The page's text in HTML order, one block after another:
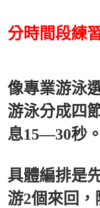
分時間段練
像專業游泳
游泳分成四
息15—30秒。
具體編排是
游2個來回